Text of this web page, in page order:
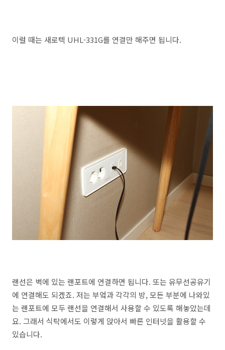
이럴 때는 새로텍 UHL-331G를 연결만 해주면 됩니다.
랜선은 벽에 있는 랜포트에 연결하면 됩니다. 또는 유무선공유기
에 연결해도 되겠죠. 저는 부엌과 각각의 방, 모든 부분에 나와있
는 랜포트에 모두 랜선을 연결해서 사용할 수 있도록 해놓았는데
요. 그래서 식탁에서도 이렇게 앉아서 빠른 인터넷을 활용할 수
있습니다.